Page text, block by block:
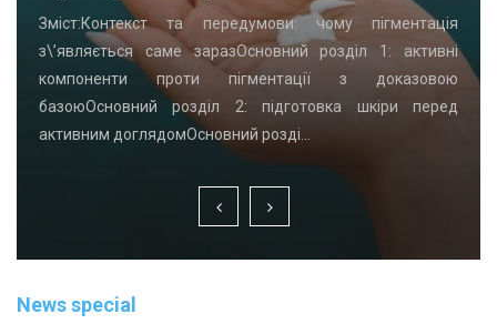
Зміст:Контекст та передумови: чому пігментація
з\’являється саме заразОсновний розділ 1: активні
компоненти проти пігментації з доказовою
базоюОсновний розділ 2: підготовка шкіри перед
активним доглядомОсновний розді…
News special